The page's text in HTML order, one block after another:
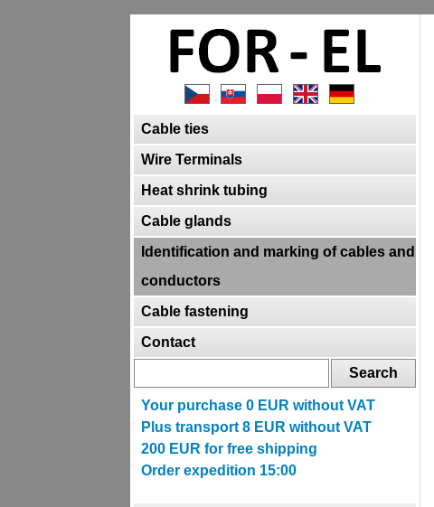
Cable ties
Wire Terminals
Heat shrink tubing
Cable glands
Identification and marking of cables and
conductors
Cable fastening
Contact
Your purchase 0 EUR without VAT
Plus transport 8 EUR without VAT
200 EUR for free shipping
Order expedition 15:00